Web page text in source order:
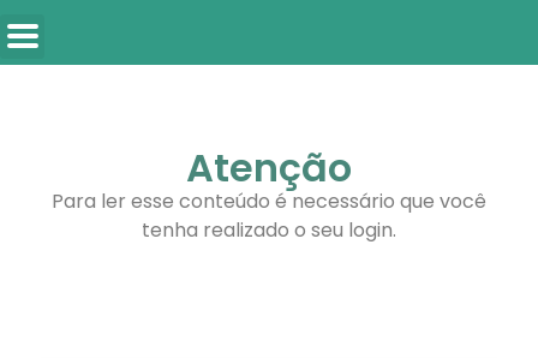
Atenção
Para ler esse conteúdo é necessário que você
tenha realizado o seu login.